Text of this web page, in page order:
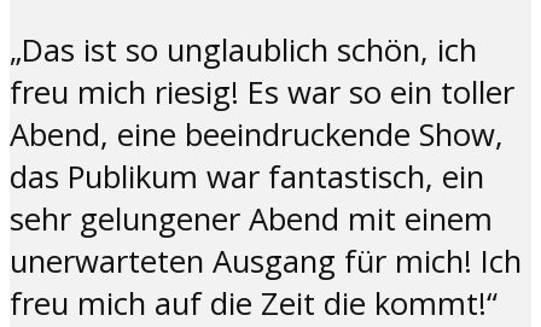
„Das ist so unglaublich schön, ich
freu mich riesig! Es war so ein toller
Abend, eine beeindruckende Show,
das Publikum war fantastisch, ein
sehr gelungener Abend mit einem
unerwarteten Ausgang für mich! Ich
freu mich auf die Zeit die kommt!“